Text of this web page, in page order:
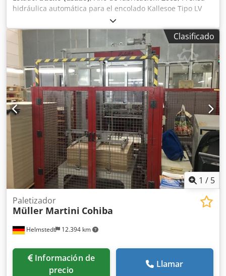
hidráulica automática para el encolado Kallesoe Tipo LV
7821 La prensa se utiliza para el encolado de elementos de
madera, por ejemplo, tableros de mesa con dimensiones
máximas de 7800 mm x 2100 mm, el factor de aceleración
del encolado es el agua caliente suministrada al estante
de la prensa y que circula continuamente (puede ser
suministrada desde el CO o calentada por los calentadores
instalados en la prensa) Crjdpfx Ajrqzgkebijf Potencia de
calentamiento de la prensa 72kW Capacidad máxima de la
prensa hasta 2000 m2 / 7,5h Aplicador de cola con
alimentador para prensa Kallesoe Tipo KL40 - utilizado
para aplicar cola automáticamente a cada lámina y
transferirla directamente a la prensa LV7821
Clasificado
1 / 5
Helmstedt 12.394 km
Paletizador
Müller Martini Cohiba
Información de
precio
Llamar